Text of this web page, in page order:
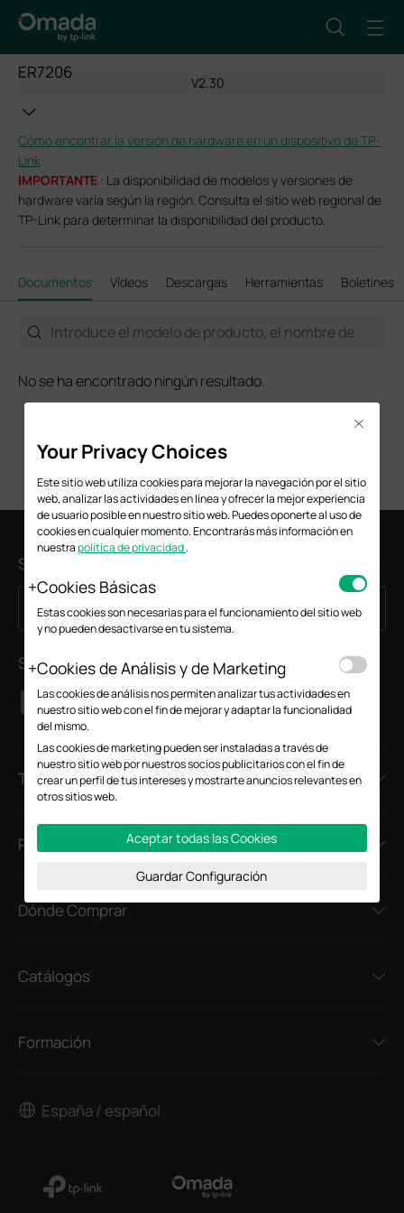
ER7206
V2.30
Cómo encontrar la versión de hardware en un dispositivo de TP-
Link
IMPORTANTE : La disponibilidad de modelos y versiones de
hardware varía según la región. Consulta el sitio web regional de
TP-Link para determinar la disponibilidad del producto.
Documentos Vídeos Descargas Herramientas Boletines
No se ha encontrado ningún resultado.
Suscripción
Dirección de correo electrónico Suscríbete
Síguenos
TP-Link
Prensa
Dónde Comprar
Catálogos
Formación
España / español
Your Privacy Choices
Este sitio web utiliza cookies para mejorar la navegación por el sitio
web, analizar las actividades en línea y ofrecer la mejor experiencia
de usuario posible en nuestro sitio web. Puedes oponerte al uso de
cookies en cualquier momento. Encontrarás más información en
nuestrapolítica de privacidad.
Cookies Básicas
Estas cookies son necesarias para el funcionamiento del sitio web
y no pueden desactivarse en tu sistema.
Cookies de Análisis y de Marketing
Las cookies de análisis nos permiten analizar tus actividades en
nuestro sitio web con el fin de mejorar y adaptar la funcionalidad
del mismo.
Las cookies de marketing pueden ser instaladas a través de
nuestro sitio web por nuestros socios publicitarios con el fin de
crear un perfil de tus intereses y mostrarte anuncios relevantes en
otros sitios web.
Aceptar todas las Cookies
Guardar Configuración
Close